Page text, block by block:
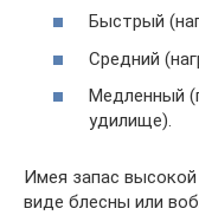
Быстрый
Средний
Медленный
удилище).
Имея запас
виде блесны или